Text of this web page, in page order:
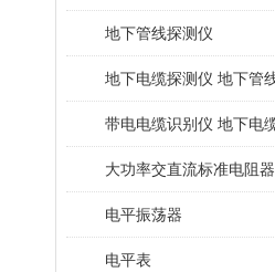
地下管线探测仪
大功率交直流标准电阻器
电平振荡器
电平表